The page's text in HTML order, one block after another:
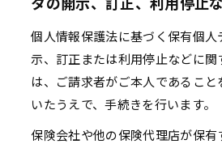
個人情報保護法に基づく保有個人
示、訂正または利用停止などに関
は、ご請求者がご本人であるこ
いたうえで、手続きを行います。
保険会社や他の保険代理店が保有